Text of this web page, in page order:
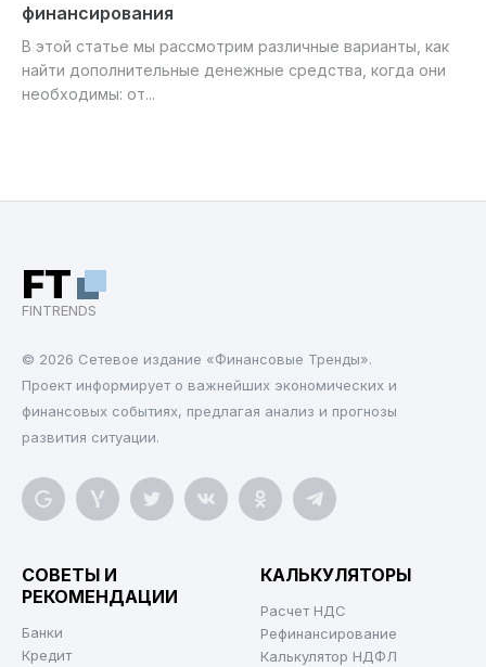
финансирования
В этой статье мы рассмотрим различные варианты, как
найти дополнительные денежные средства, когда они
необходимы: от...
FT
FINTRENDS
© 2026 Cетевое издание «Финансовые Тренды».
Проект информирует о важнейших экономических и
финансовых событиях, предлагая анализ и прогнозы
развития ситуации.
СОВЕТЫ И
РЕКОМЕНДАЦИИ
Банки
Кредит
КАЛЬКУЛЯТОРЫ
Расчет НДС
Рефинансирование
Калькулятор НДФЛ